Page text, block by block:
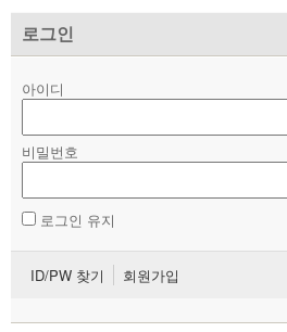
로그인
아이디
비밀번호
로그인 유지
ID/PW 찾기 회원가입
- 성명·보도
자료
부설기관
업무